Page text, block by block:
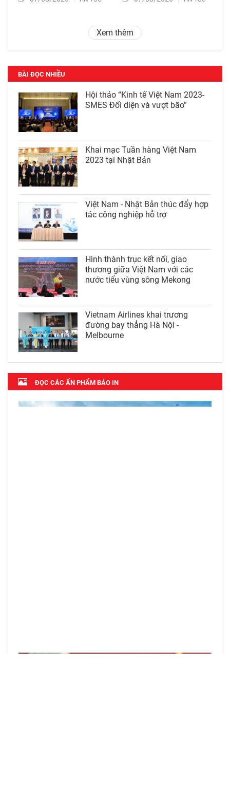
Xem thêm
BÀI ĐỌC NHIỀU
Hội thảo “Kinh tế Việt Nam 2023-
SMES Đối diện và vượt bão”
Khai mạc Tuần hàng Việt Nam
2023 tại Nhật Bản
Việt Nam - Nhật Bản thúc đẩy hợp
tác công nghiệp hỗ trợ
Hình thành trục kết nối, giao
thương giữa Việt Nam với các
nước tiểu vùng sông Mekong
Vietnam Airlines khai trương
đường bay thẳng Hà Nội -
Melbourne
ĐỌC CÁC ẤN PHẨM BÁO IN